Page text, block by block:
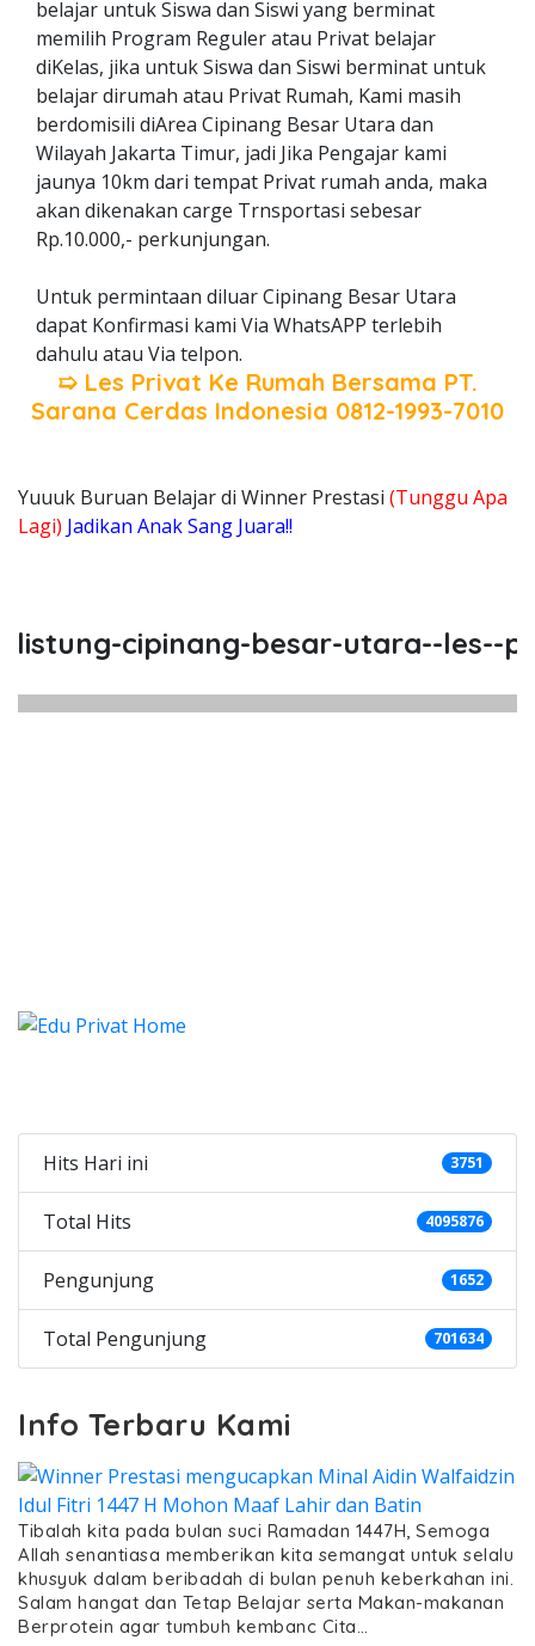
belajar untuk Siswa dan Siswi yang berminat
memilih Program Reguler atau Privat belajar
diKelas, jika untuk Siswa dan Siswi berminat untuk
belajar dirumah atau Privat Rumah, Kami masih
berdomisili diArea Cipinang Besar Utara dan
Wilayah Jakarta Timur, jadi Jika Pengajar kami
jaunya 10km dari tempat Privat rumah anda, maka
akan dikenakan carge Trnsportasi sebesar
Rp.10.000,- perkunjungan.
Untuk permintaan diluar Cipinang Besar Utara
dapat Konfirmasi kami Via WhatsAPP terlebih
dahulu atau Via telpon.
➯ Les Privat Ke Rumah Bersama PT.
Sarana Cerdas Indonesia 0812-1993-7010
Yuuuk Buruan Belajar di Winner Prestasi (Tunggu Apa
Lagi) Jadikan Anak Sang Juara!!
cipinang-besar-utara--les--
Hits Hari ini 3751
Total Hits 4095876
Pengunjung 1652
Total Pengunjung 701634
Info Terbaru Kami
Tibalah kita pada bulan suci Ramadan 1447H, Semoga
Allah senantiasa memberikan kita semangat untuk selalu
khusyuk dalam beribadah di bulan penuh keberkahan ini.
Salam hangat dan Tetap Belajar serta Makan-makanan
Berprotein agar tumbuh kembanc Cita…